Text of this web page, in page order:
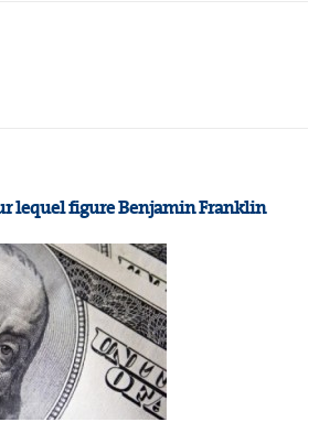
lequel figure Benjamin Franklin